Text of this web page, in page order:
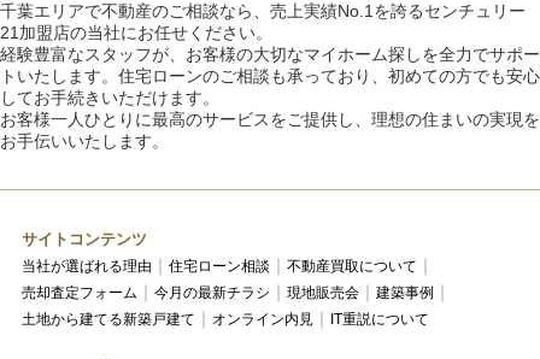
千葉エリアで不動産のご相談なら、売上実績No.1を誇るセンチュリー
21加盟店の当社にお任せください。
経験豊富なスタッフが、お客様の大切なマイホーム探しを全力でサポー
トいたします。住宅ローンのご相談も承っており、初めての方でも安心
してお手続きいただけます。
お客様一人ひとりに最高のサービスをご提供し、理想の住まいの実現を
お手伝いいたします。
サイトコンテンツ
当社が選ばれる理由 住宅ローン相談
不動産買取について
売却査定フォーム
今月の最新チラシ 現地販売会
建築事例
土地から建てる新築戸建て
オンライン内見 IT重説について